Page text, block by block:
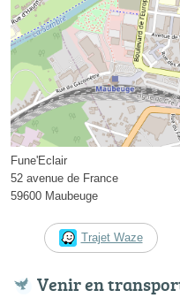
Fune'Eclair
52 avenue de France
59600 Maubeuge
Trajet Waze
Venir en